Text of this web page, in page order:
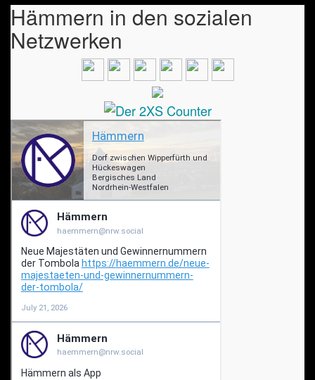
Hämmern in den sozialen
Netzwerken